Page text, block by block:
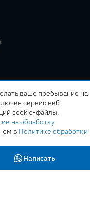
Написать
ваше пребывание на
сервис веб-
cookie-файлы.
на обработку
в Политике обработки